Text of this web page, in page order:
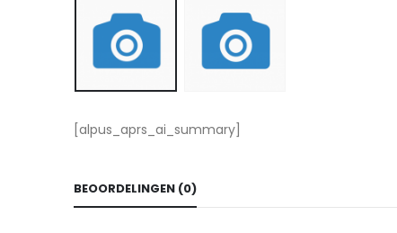
[alpus_aprs_ai_summary]
BEOORDELINGEN (0)